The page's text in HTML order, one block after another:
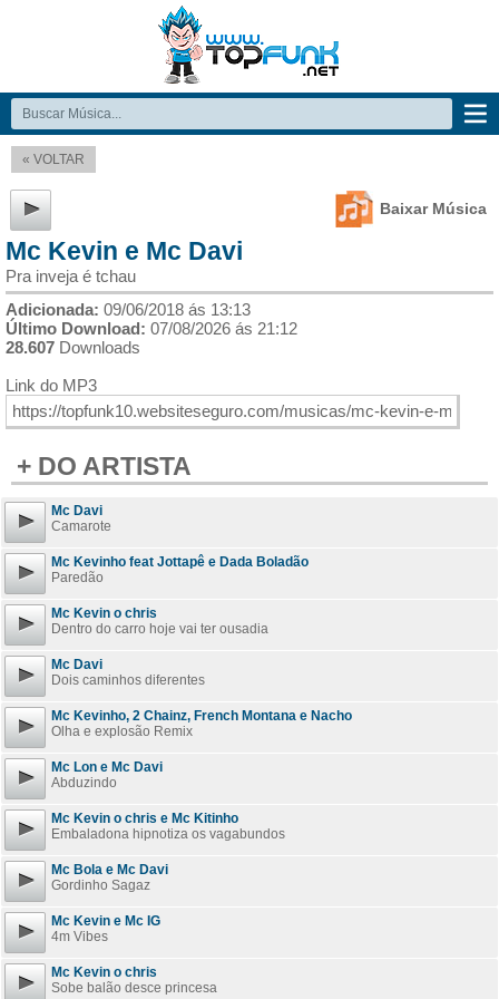
« VOLTAR
Baixar Música
Mc Kevin e Mc Davi
Pra inveja é tchau
Adicionada: 09/06/2018 ás 13:13
Último Download: 07/08/2026 ás 21:12
28.607 Downloads
Link do MP3
+ DO ARTISTA
Mc Davi
Camarote
Mc Kevinho feat Jottapê e Dada Boladão
Paredão
Mc Kevin o chris
Dentro do carro hoje vai ter ousadia
Mc Davi
Dois caminhos diferentes
Mc Kevinho, 2 Chainz, French Montana e Nacho
Olha e explosão Remix
Mc Lon e Mc Davi
Abduzindo
Mc Kevin o chris e Mc Kitinho
Embaladona hipnotiza os vagabundos
Mc Bola e Mc Davi
Gordinho Sagaz
Mc Kevin e Mc IG
4m Vibes
Mc Kevin o chris
Sobe balão desce princesa